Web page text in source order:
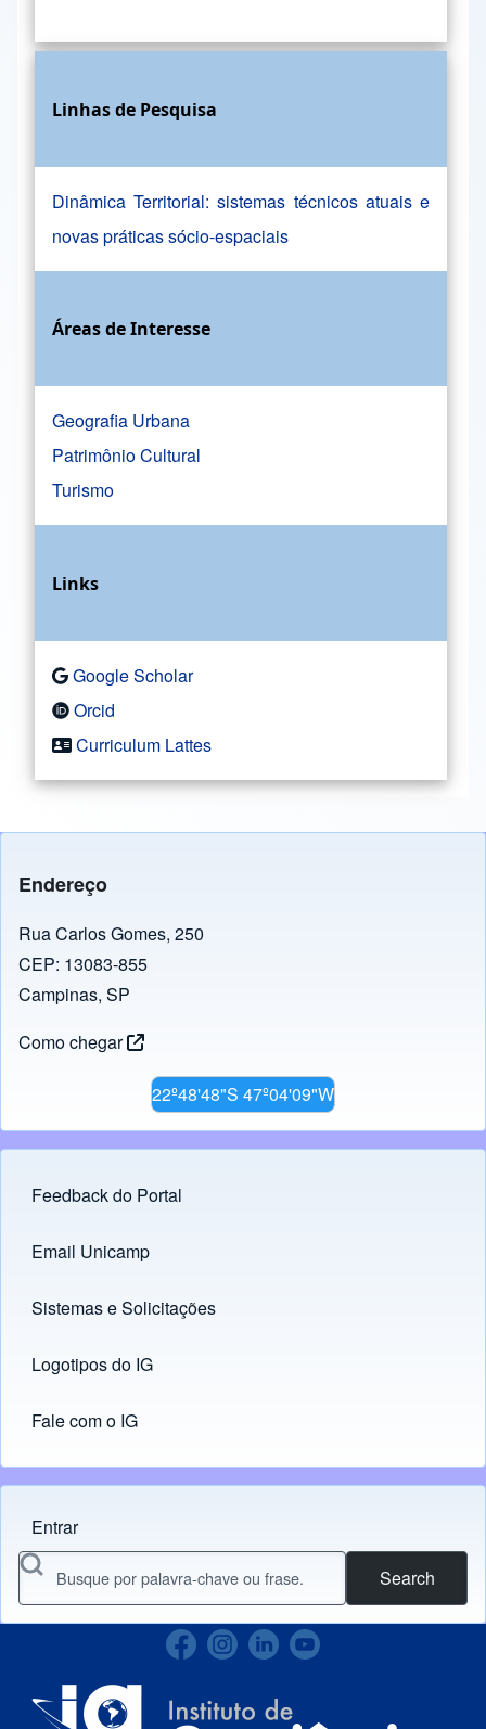
Linhas de Pesquisa
Dinâmica Territorial: sistemas técnicos atuais e
novas práticas sócio-espaciais
Áreas de Interesse
Geografia Urbana
Patrimônio Cultural
Turismo
Links
Google Scholar
Orcid
Curriculum Lattes
Endereço
Rua Carlos Gomes, 250
CEP: 13083-855
Campinas, SP
Como chegar
22º48'48"S 47º04'09"W
Footer menu
Feedback do Portal
Links
Email Unicamp
(opens in new tab)
Sistemas e Solicitações
(opens in new tab)
Logotipos do IG
(opens in new tab)
Fale com o IG
Menu do usuário
Entrar
Search